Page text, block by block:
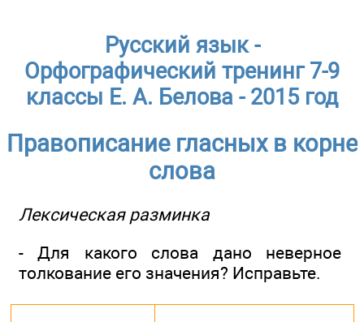
Русский язык -
Орфографический тренинг 7-9
классы Е. А. Белова - 2015 год
Правописание гласных в корне
слова
Лексическая разминка
- Для какого слова дано неверное
толкование его значения? Исправьте.